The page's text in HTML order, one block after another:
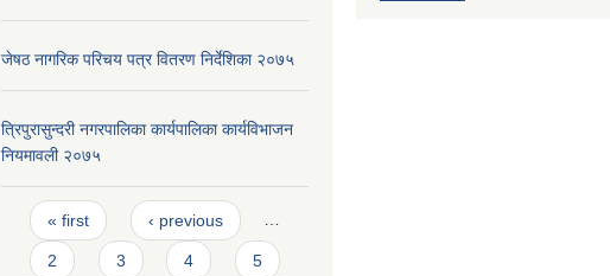
जेषठ नागरिक परिचय पत्र वितरण निर्देशिका २०७५
त्रिपुरासुन्दरी नगरपालिका कार्यपालिका कार्यविभाजन
नियमावली २०७५
Pages
« first ‹ previous …
2 3 4 5